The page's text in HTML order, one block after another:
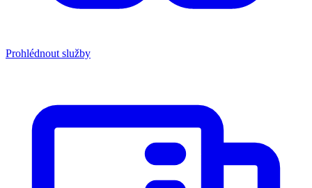
Prohlédnout služby